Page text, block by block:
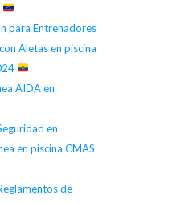
para Entrenadores
Aletas en piscina
AIDA en
en
en piscina CMAS
de